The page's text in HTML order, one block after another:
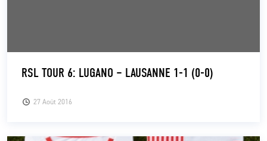
27 Août 2016
RSL TOUR 6: LUGANO – LAUSANNE 1-1 (0-0)